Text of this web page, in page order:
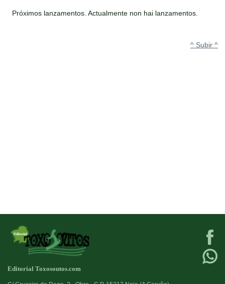
Próximos lanzamentos. Actualmente non hai lanzamentos.
^ Subir ^
Editorial Toxosoutos.com